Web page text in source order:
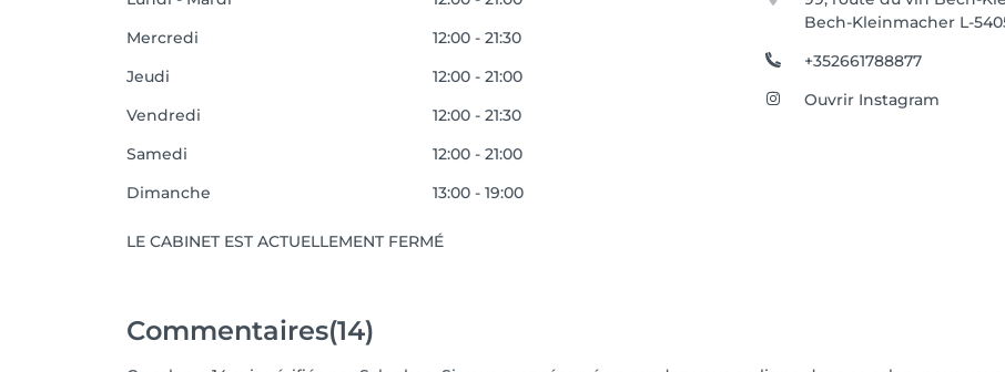
Mercredi
12:00 - 21:30
Jeudi
12:00 - 21:00
Vendredi
12:00 - 21:30
Samedi
12:00 - 21:00
Dimanche
13:00 - 19:00
LE CABINET EST ACTUELLEMENT FERMÉ
Bech-Kleinmacher L-
+352661788877
Ouvrir Instagram
Commentaires(14)